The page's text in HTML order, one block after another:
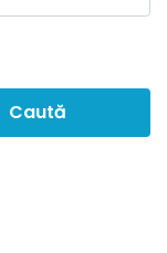
Caută